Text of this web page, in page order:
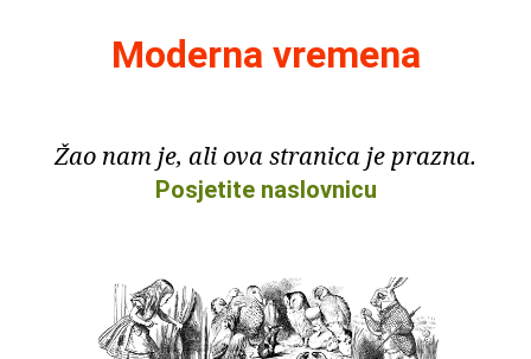
Moderna vremena
Žao nam je, ali ova stranica je prazna.
Posjetite naslovnicu